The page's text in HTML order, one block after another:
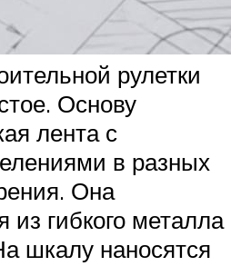
рулетки
Основу
лента с
в разных
Она
из гибкого металла
шкалу наносятся